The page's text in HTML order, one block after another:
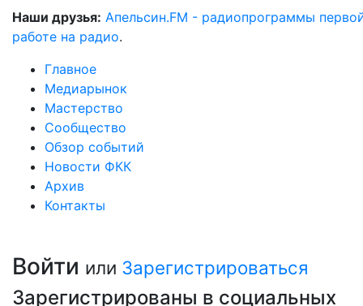
Наши друзья: Апельсин.FM - радиопрограммы
работе на радио.
Главное
Медиарынок
Мастерство
Сообщество
Обзор событий
Новости ФКК
Архив
Контакты
Войти или Зарегистрироваться
Зарегистрированы в социальных